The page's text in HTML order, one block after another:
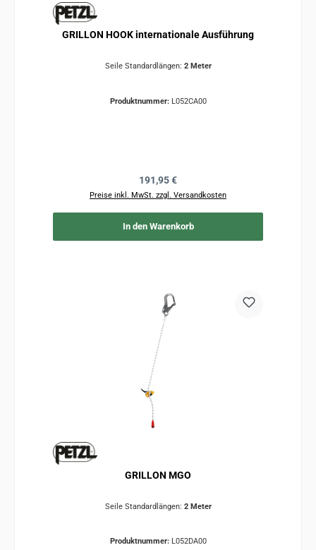
GRILLON HOOK internationale Ausführung
Seile Standardlängen: 2 Meter
Produktnummer: L052CA00
Regulärer Preis:
191,95 €
Preise inkl. MwSt. zzgl. Versandkosten
In den Warenkorb
GRILLON MGO
Seile Standardlängen: 2 Meter
Produktnummer: L052DA00